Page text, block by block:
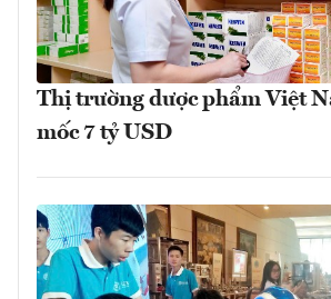
Thị trường dược phẩm Việt
mốc 7 tỷ USD